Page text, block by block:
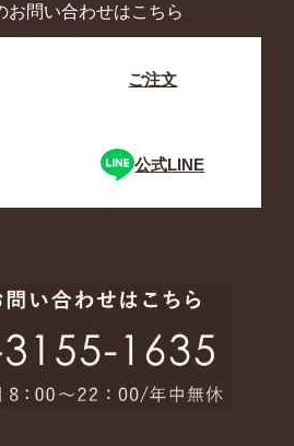
お問い合わせはこちら
ご注文
公式LINE